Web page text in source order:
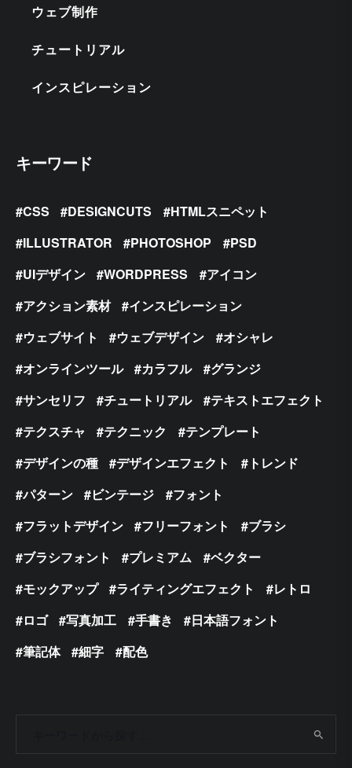
ウェブ制作
チュートリアル
インスピレーション
キーワード
CSS DESIGNCUTS
HTMLスニペット
ILLUSTRATOR
PHOTOSHOP
PSD
UIデザイン
WORDPRESS
アイコン
アクション素材
インスピレーション
ウェブサイト
ウェブデザイン
オシャレ
オンラインツール
カラフル
グランジ
サンセリフ
チュートリアル
テキストエフェクト
テクスチャ
テクニック
テンプレート
デザインの種
デザインエフェクト
トレンド
パターン
ビンテージ
フォント
フラットデザイン
フリーフォント
ブラシ
ブラシフォント
プレミアム
ベクター
モックアップ
ライティングエフェクト
レトロ
ロゴ
写真加工 手書き
日本語フォント
筆記体
細字 配色